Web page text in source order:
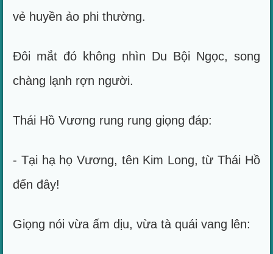
vẻ huyền ảo phi thường.
Đôi mắt đó không nhìn Du Bội Ngọc, song
chàng lạnh rợn người.
Thái Hồ Vương rung rung giọng đáp:
- Tại hạ họ Vương, tên Kim Long, từ Thái Hồ
đến đây!
Giọng nói vừa ấm dịu, vừa tà quái vang lên: